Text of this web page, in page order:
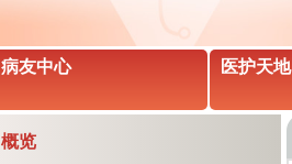
病友中心 医护天地
概览